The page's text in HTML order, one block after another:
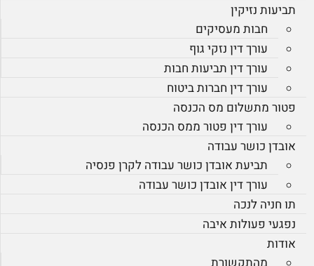
תביעות נזיקין
חבות מעסיקים
עורך דין נזקי גוף
עורך דין תביעות חבות
עורך דין חברות ביטוח
פטור מתשלום מס הכנסה
עורך דין פטור ממס הכנסה
אובדן כושר עבודה
תביעת אובדן כושר עבודה לקרן פנסיה
עורך דין אובדן כושר עבודה
תו חניה לנכה
נפגעי פעולות איבה
אודות